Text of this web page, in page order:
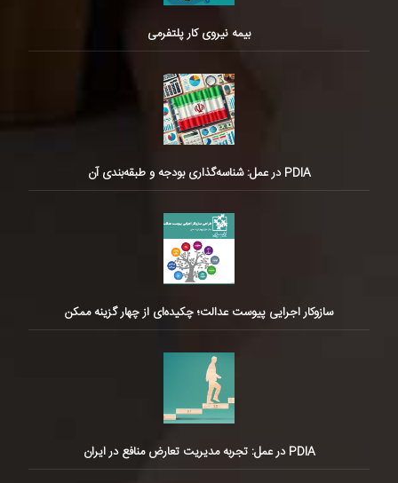
بیمه نیروی کار پلتفرمی
PDIA در عمل: شناسه‌گذاری بودجه و طبقه‌بندی آن
سازوکار اجرایی پیوست عدالت؛ چکیده‌ای از چهار گزینه ممکن
PDIA در عمل: تجربه مدیریت تعارض منافع در ایران